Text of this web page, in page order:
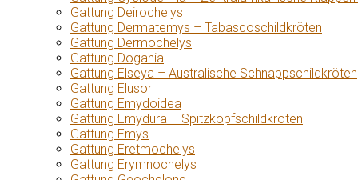
Gattung Deirochelys
Gattung Dermatemys – Tabascoschildkröten
Gattung Dermochelys
Gattung Dogania
Gattung Elseya – Australische Schnappschildkröten
Gattung Elusor
Gattung Emydoidea
Gattung Emydura – Spitzkopfschildkröten
Gattung Emys
Gattung Eretmochelys
Gattung Erymnochelys